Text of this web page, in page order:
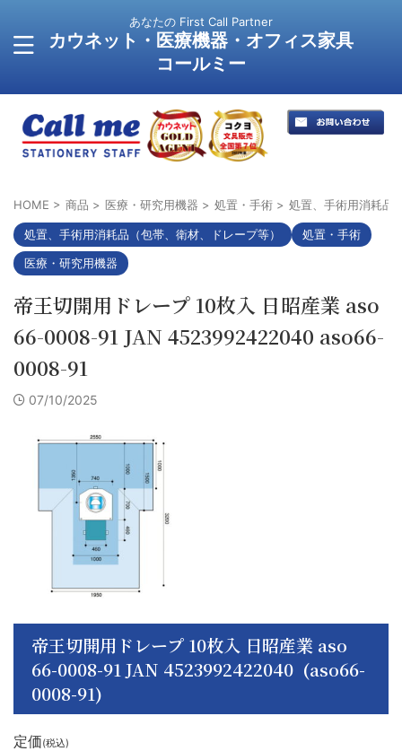
あなたの First Call Partner
カウネット・医療機器・オフィス家具
コールミー
HOME > 商品 > 医療・研究用機器 > 処置・手術 > 処置、手術用消耗品
処置、手術用消耗品（包帯、衛材、ドレープ等）
処置・手術
医療・研究用機器
帝王切開用ドレープ 10枚入 日昭産業 aso
66-0008-91 JAN 4523992422040 aso66-
0008-91
07/10/2025
帝王切開用ドレープ 10枚入 日昭産業 aso
66-0008-91 JAN 4523992422040 (aso66-
0008-91)
定価(税込)